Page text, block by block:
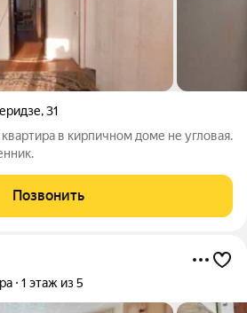
,31
в кирпичном доме не угловая.
Позвонить
1 этаж из 5